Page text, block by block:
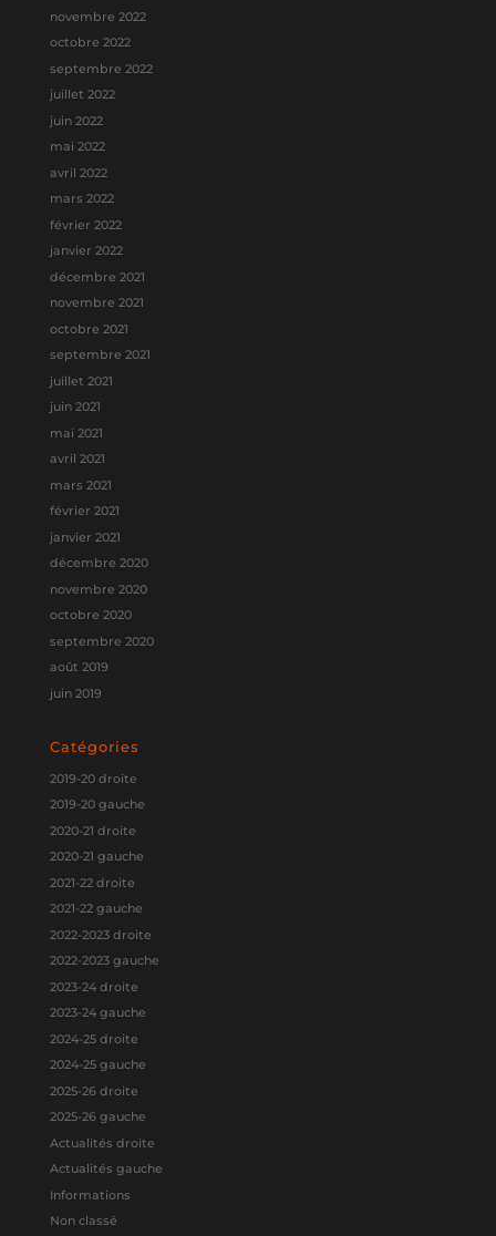
novembre 2022
octobre 2022
septembre 2022
juillet 2022
juin 2022
mai 2022
avril 2022
mars 2022
février 2022
janvier 2022
décembre 2021
novembre 2021
octobre 2021
septembre 2021
juillet 2021
juin 2021
mai 2021
avril 2021
mars 2021
février 2021
janvier 2021
décembre 2020
novembre 2020
octobre 2020
septembre 2020
août 2019
juin 2019
Catégories
2019-20 droite
2019-20 gauche
2020-21 droite
2020-21 gauche
2021-22 droite
2021-22 gauche
2022-2023 droite
2022-2023 gauche
2023-24 droite
2023-24 gauche
2024-25 droite
2024-25 gauche
2025-26 droite
2025-26 gauche
Actualités droite
Actualités gauche
Informations
Non classé